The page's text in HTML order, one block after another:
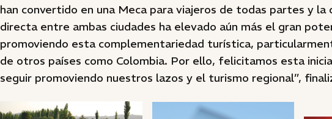
han convertido en una Meca para viajeros de todas partes y la
directa entre ambas ciudades ha elevado aún más el gran
promoviendo esta complementariedad turística,
de otros países como Colombia. Por ello, felicitamos esta
seguir promoviendo nuestros lazos y el turismo regional”,